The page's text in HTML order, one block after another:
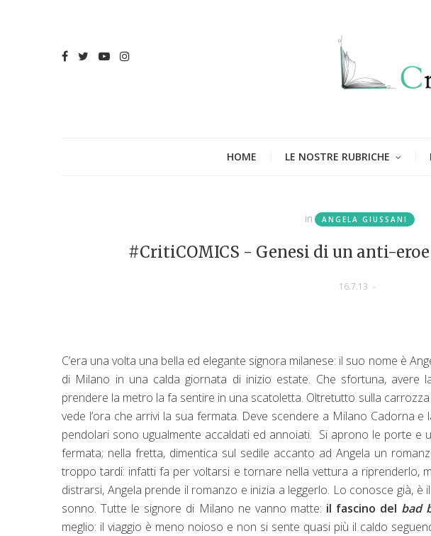
HOME LE NOSTRE RUBRICHE
in ANGELA GIUSSANI
#CritiCOMICS - Genesi di un anti-
16.7.13 -
C’era una volta una bella ed elegante signora milanese: il suo nome è
di Milano in una calda giornata di inizio estate. Che sfortuna, avere
prendere la metro la fa sentire in una scatoletta. Oltretutto sulla
vede l’ora che arrivi la sua fermata. Deve scendere a Milano Cadorna
pendolari sono ugualmente accaldati ed annoiati. Si aprono le porte
fermata; nella fretta, dimentica sul sedile accanto ad Angela un
troppo tardi: infatti fa per voltarsi e tornare nella vettura a riprenderlo,
distrarsi, Angela prende il romanzo e inizia a leggerlo. Lo conosce già,
sonno. Tutte le signore di Milano ne vanno matte: il fascino del bad
meglio: il viaggio è meno noioso e non si sente quasi più il caldo